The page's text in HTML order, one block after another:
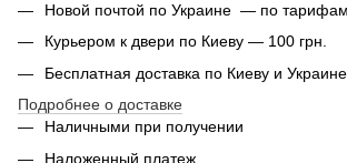
Новой почтой по Украине — по тарифам
Курьером к двери по Киеву — 100 грн.
Бесплатная доставка по Киеву и
Подробнее о доставке
Наличными при получении
Наложенный платеж